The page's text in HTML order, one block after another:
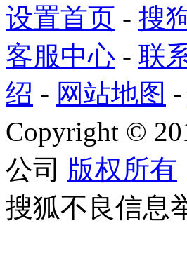
设置首页 - 搜
客服中心 - 联
绍 - 网站地图 -
Copyright ©
公司 版权所有
搜狐不良信息